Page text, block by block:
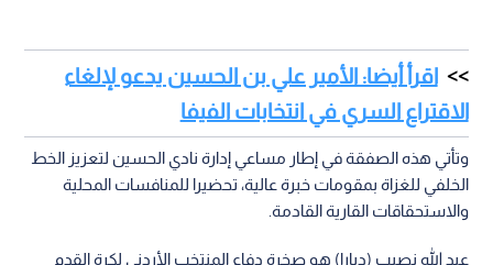
اقرأ أيضا: الأمير علي بن الحسين يدعو لإلغاء
الاقتراع السري في انتخابات الفيفا
وتأتي هذه الصفقة في إطار مساعي إدارة نادي الحسين لتعزيز الخط
الخلفي للغزاة بمقومات خبرة عالية، تحضيرا للمنافسات المحلية
والاستحقاقات القارية القادمة.
عبد الله نصيب (ديارا) هو صخرة دفاع المنتخب الأردني لكرة القدم